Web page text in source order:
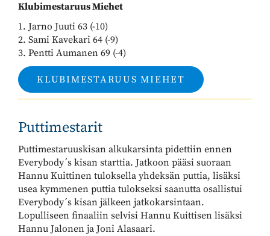
Klubimestaruus Miehet
1. Jarno Juuti 63 (-10)
2. Sami Kavekari 64 (-9)
​​​​​​​3. Pentti Aumanen 69 (-4)
KLUBIMESTARUUS MIEHET
Puttimestarit
Puttimestaruuskisan alkukarsinta pidettiin ennen
Everybody´s kisan starttia. Jatkoon pääsi suoraan
Hannu Kuittinen tuloksella yhdeksän puttia, lisäksi
usea kymmenen puttia tulokseksi saanutta osallistui
Everybody´s kisan jälkeen jatkokarsintaan.
Lopulliseen finaaliin selvisi Hannu Kuittisen lisäksi
Hannu Jalonen ja Joni Alasaari.